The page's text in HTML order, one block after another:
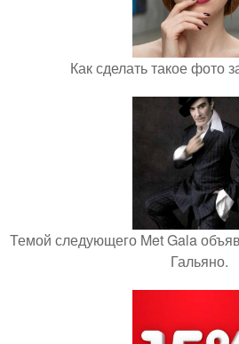
Как сделать такое фото
Темой следующего Met Gala
Гальяно.